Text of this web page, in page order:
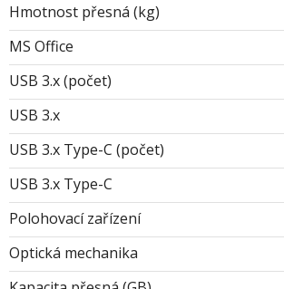
Hmotnost přesná (kg)
MS Office
USB 3.x (počet)
USB 3.x
USB 3.x Type-C (počet)
USB 3.x Type-C
Polohovací zařízení
Optická mechanika